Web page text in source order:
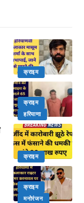
क्राइम
क्राइम
हरियाणा
क्राइम
क्राइम
मनोरंजन